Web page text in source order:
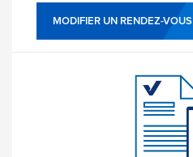
MODIFIER UN RENDEZ-VOUS